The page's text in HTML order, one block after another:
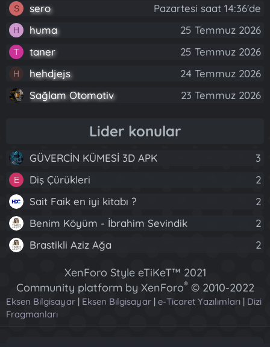
S sero Pazartesi saat 14:36'de
H huma 25 Temmuz 2026
T taner 25 Temmuz 2026
H hehdjejs
24 Temmuz 2026
Sağlam Otomotiv
23 Temmuz 2026
Lider konular
GÜVERCİN KÜMESİ 3D APK 3
E Diş Çürükleri
2
Sait Faik en iyi kitabı ?
2
Benim Köyüm - İbrahim Sevindik
2
Brastikli Aziz Ağa
2
XenForo Style eTiKeT™ 2021
Community platform by XenForo® © 2010-2022
XenForo Ltd.
[XGT] Forum statistics system
Eksen Bilgisayar | Eksen Bilgisayar | e-Ticaret Yazılımları | Dizi
Fragmanları